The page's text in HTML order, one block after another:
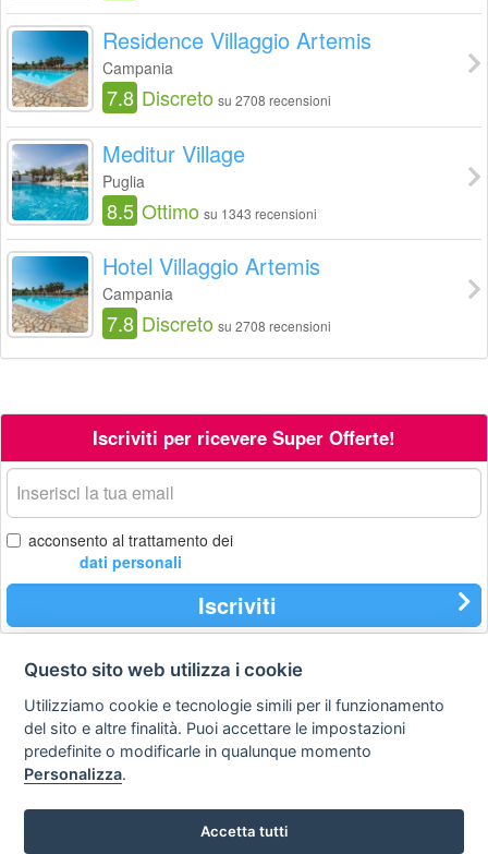
Residence Villaggio Artemis
Campania
7.8 Discreto su 2708 recensioni
Meditur Village
Puglia
8.5 Ottimo su 1343 recensioni
Hotel Villaggio Artemis
Campania
7.8 Discreto su 2708 recensioni
Iscriviti per ricevere Super Offerte!
La
tua
email
acconsento al trattamento dei
dati personali
Iscriviti
Contatti
Privacy
policy
legale
Preferenze cookie
STA Sunny Travel Agency
Questo sito web utilizza i cookie
Utilizziamo cookie e tecnologie simili per il funzionamento
del sito e altre finalità. Puoi accettare le impostazioni
predefinite o modificarle in qualunque momento
Personalizza.
Accetta tutti